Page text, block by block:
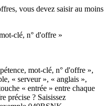
vous devez saisir au moins
clé, n° d'offre »
mot-clé, n° d'offre »,
« serveur », « anglais »,
« entrée » entre chaque
précise ? Saisissez